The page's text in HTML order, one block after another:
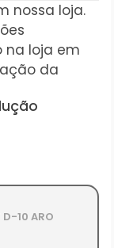
nossa loja.
na loja em
da
D-10 ARO